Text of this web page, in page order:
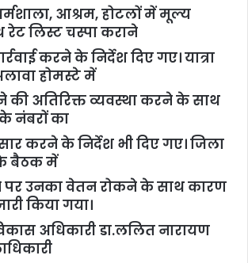
आश्रम, होटलों में मूल्य
रेट लिस्ट चस्पा कराने
करने के निर्देश दिए गए। यात्रा
होमस्टे में
की अतिरिक्त व्यवस्था करने के साथ
नंबरों का
करने के निर्देश भी दिए गए। जिला
के बैठक में
पर उनका वेतन रोकने के साथ कारण
किया गया।
अधिकारी डा.ललित नारायण